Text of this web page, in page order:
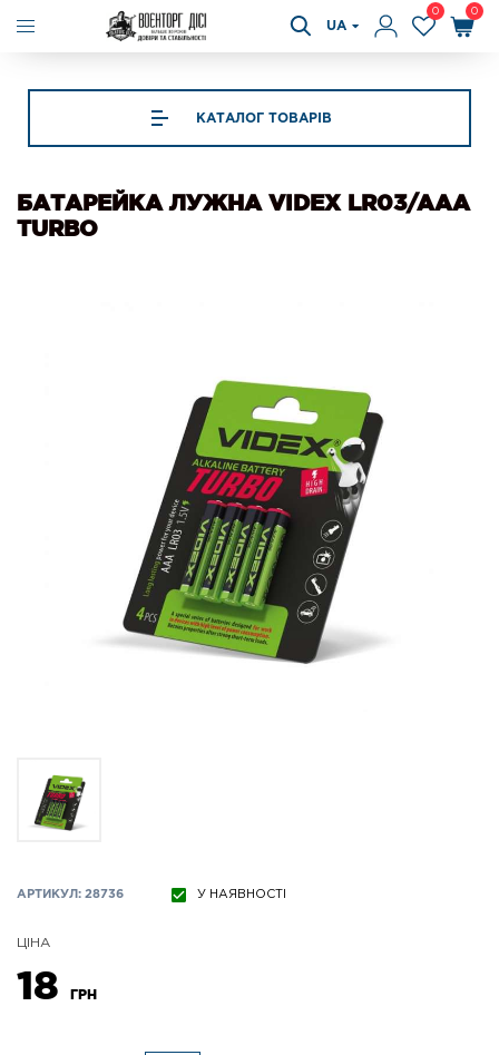
UA
0 0
КАТАЛОГ ТОВАРІВ
БАТАРЕЙКА ЛУЖНА VIDEX LR03/AAA
TURBO
АРТИКУЛ: 28736 У НАЯВНОСТІ
ЦІНА
18 ГРН